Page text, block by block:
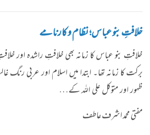
خلافتِ بنو عباس؛ نظام و کارنامے
خلافتِ بنو عباس کا زمانہ بھی خلافتِ راشدہ اور
برکت کا زمانہ تھا۔ ابتدا میں اسلام اور عربی رنگ
ظہور اور متوکل علی اللہ کے…
مفتی محمد اشرف عاطف